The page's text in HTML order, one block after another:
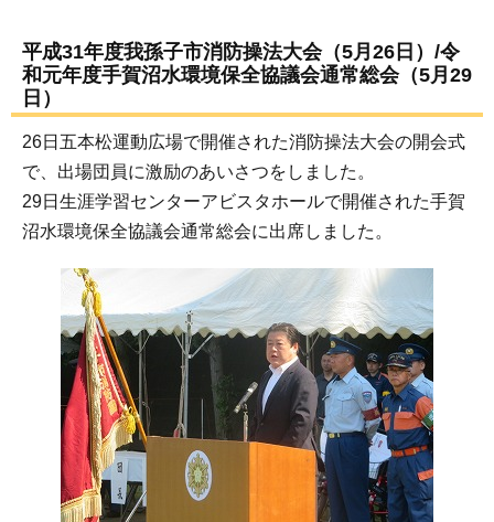
平成31年度我孫子市消防操法大会（5月26日）/令
和元年度手賀沼水環境保全協議会通常総会（5月29
日）
26日五本松運動広場で開催された消防操法大会の開会式
で、出場団員に激励のあいさつをしました。
29日生涯学習センターアビスタホールで開催された手賀
沼水環境保全協議会通常総会に出席しました。